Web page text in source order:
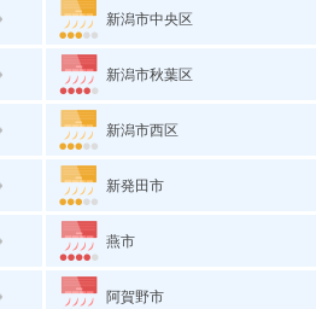
新潟市中央区
新潟市秋葉区
新潟市西区
新発田市
燕市
阿賀野市